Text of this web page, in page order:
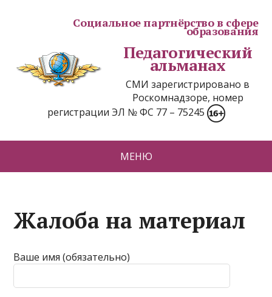
Социальное партнёрство в сфере
образования
Педагогический
альманах
СМИ зарегистрировано в
Роскомнадзоре, номер
регистрации ЭЛ № ФС 77 – 75245
МЕНЮ
Жалоба на материал
Ваше имя (обязательно)